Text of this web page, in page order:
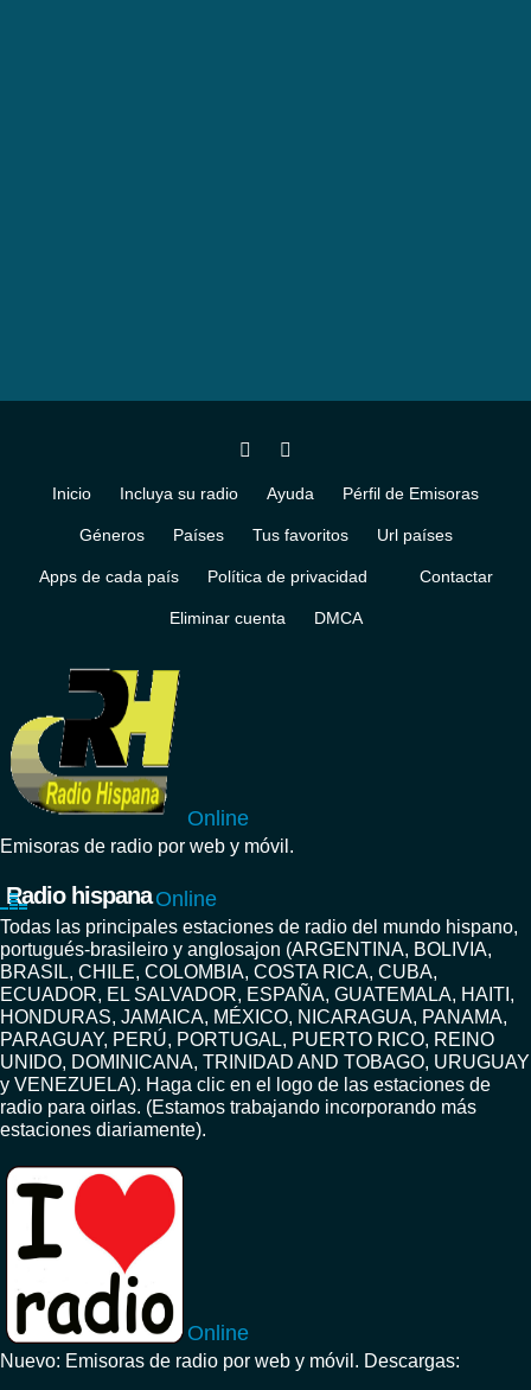
Inicio Incluya su radio Ayuda Pérfil de Emisoras
Géneros Países Tus favoritos Url países
Apps de cada país Política de privacidad Contactar
Eliminar cuenta DMCA
Online
Emisoras de radio por web y móvil.
Radio hispana Online
Todas las principales estaciones de radio del mundo hispano,
portugués-brasileiro y anglosajon (ARGENTINA, BOLIVIA,
BRASIL, CHILE, COLOMBIA, COSTA RICA, CUBA,
ECUADOR, EL SALVADOR, ESPAÑA, GUATEMALA, HAITI,
HONDURAS, JAMAICA, MÉXICO, NICARAGUA, PANAMA,
PARAGUAY, PERÚ, PORTUGAL, PUERTO RICO, REINO
UNIDO, DOMINICANA, TRINIDAD AND TOBAGO, URUGUAY
y VENEZUELA). Haga clic en el logo de las estaciones de
radio para oirlas. (Estamos trabajando incorporando más
estaciones diariamente).
Online
Nuevo: Emisoras de radio por web y móvil. Descargas: